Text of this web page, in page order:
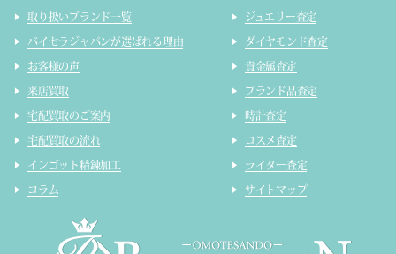
取り扱いブランド一覧
バイセラジャパンが選ばれる理由
お客様の声
来店買取
宅配買取のご案内
宅配買取の流れ
インゴット精錬加工
コラム
ジュエリー査定
ダイヤモンド査定
貴金属査定
ブランド品査定
時計査定
コスメ査定
ライター査定
サイトマップ